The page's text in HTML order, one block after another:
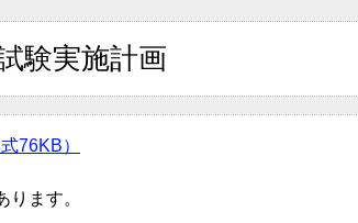
験実施計画
76KB）
ます。